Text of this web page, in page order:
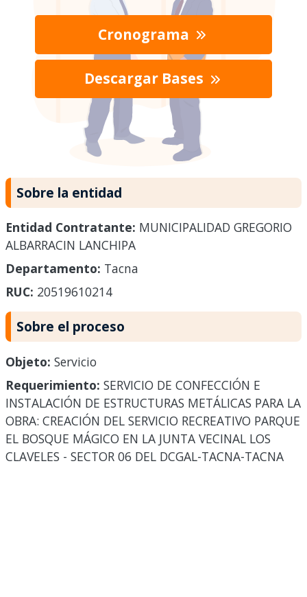
Cronograma
Descargar Bases
Sobre la entidad
Entidad Contratante: MUNICIPALIDAD GREGORIO
ALBARRACIN LANCHIPA
Departamento: Tacna
RUC: 20519610214
Sobre el proceso
Objeto: Servicio
Requerimiento: SERVICIO DE CONFECCIÓN E
INSTALACIÓN DE ESTRUCTURAS METÁLICAS PARA LA
OBRA: CREACIÓN DEL SERVICIO RECREATIVO PARQUE
EL BOSQUE MÁGICO EN LA JUNTA VECINAL LOS
CLAVELES - SECTOR 06 DEL DCGAL-TACNA-TACNA